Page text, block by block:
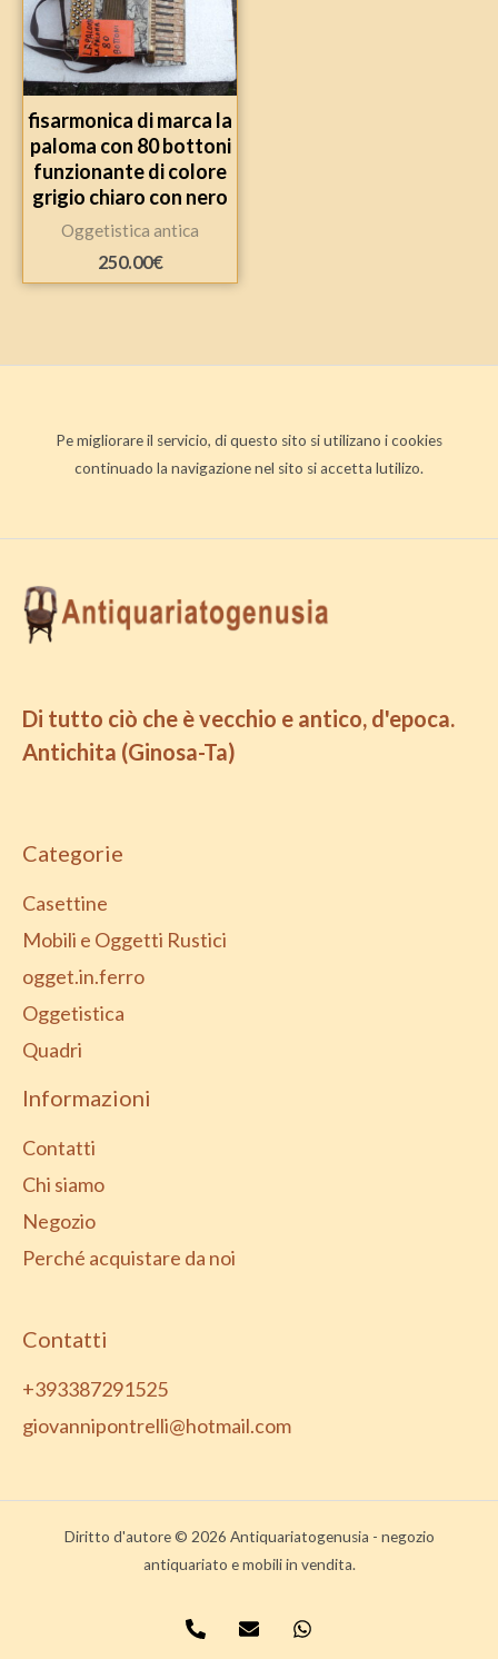
fisarmonica di marca la
paloma con 80 bottoni
funzionante di colore
grigio chiaro con nero
Oggetistica antica
250.00€
Pe migliorare il servicio, di questo sito si utilizano i cookies
continuado la navigazione nel sito si accetta lutilizo.
Di tutto ciò che è vecchio e antico, d'epoca.
Antichita (Ginosa-Ta)
Categorie
Casettine
Mobili e Oggetti Rustici
ogget.in.ferro
Oggetistica
Quadri
Informazioni
Contatti
Chi siamo
Negozio
Perché acquistare da noi
Contatti
+393387291525
giovannipontrelli@hotmail.com
Diritto d'autore © 2026 Antiquariatogenusia - negozio
antiquariato e mobili in vendita.